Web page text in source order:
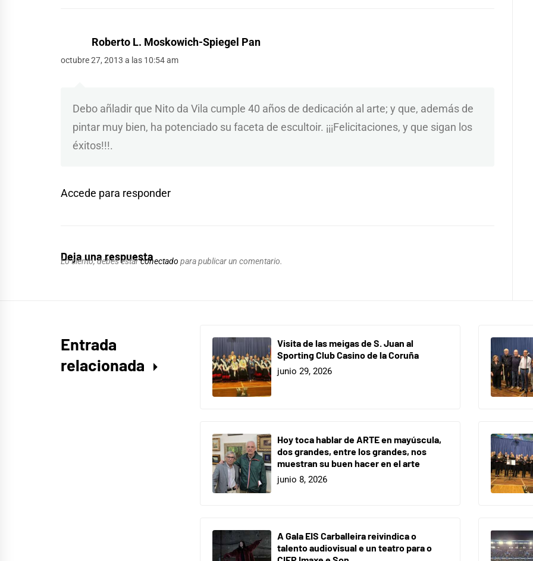
Roberto L. Moskowich-Spiegel Pan
octubre 27, 2013 a las 10:54 am
Debo añladir que Nito da Vila cumple 40 años de dedicación al arte; y que, además de
pintar muy bien, ha potenciado su faceta de escultoir. ¡¡¡Felicitaciones, y que sigan los
éxitos!!!.
Accede para responder
Deja una respuesta
Lo siento, debes estarconectado para publicar un comentario.
Entrada
relacionada
Visita de las meigas de S. Juan al
Sporting Club Casino de la Coruña
junio 29, 2026
Hoy toca hablar de ARTE en mayúscula,
dos grandes, entre los grandes, nos
muestran su buen hacer en el arte
junio 8, 2026
A Gala EIS Carballeira reivindica o
talento audiovisual e un teatro para o